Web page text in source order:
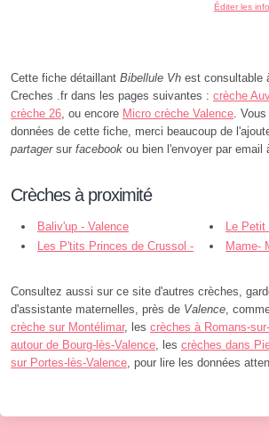
Éditer les
Cette fiche détaillant Bibellule Vh est consultable
Creches .fr dans les pages suivantes : crèche
crèche 26 , ou encore Micro crèche Valence .
données de cette fiche, merci beaucoup de
partagersur facebook ou bien l'envoyer par email
Crèches à proximité
Baliv'up - Valence
Le Petit
Les P'tits Princes de Crussol -
Mame-
Consultez aussi sur ce site d'autres crèches,
d'assistante maternelles, près de Valence ,
crèche sur Montélimar, les crèches à Romans-
autour de Bourg-lès-Valence , les crèches dans
sur Portes-lès-Valence , pour lire les données